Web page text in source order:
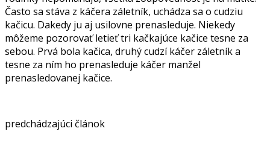
Často sa stáva z káčera záletník, uchádza sa o cudziu
kačicu. Dakedy ju aj usilovne prenasleduje. Niekedy
môžeme pozorovať letieť tri kačkajúce kačice tesne za
sebou. Prvá bola kačica, druhý cudzí káčer záletník a
tesne za ním ho prenasleduje káčer manžel
prenasledovanej kačice.
predchádzajúci článok